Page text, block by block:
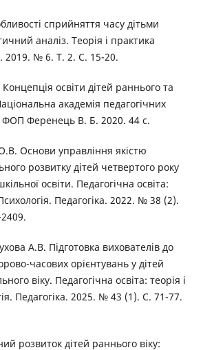
сприйняття часу дітьми
аналіз. Теорія і практика
2019. № 6. Т. 2. С. 15-20.
освіти дітей раннього та
академія педагогічних
ФОП Ференець В. Б. 2020. 44 с.
Основи управління якістю
розвитку дітей четвертого року
освіти. Педагогічна освіта:
Педагогіка. 2022. № 38 (2).
А.В. Підготовка вихователів до
часових орієнтувань у дітей
віку. Педагогічна освіта: теорія і
Педагогіка. 2025. № 43 (1). С. 71-77.
розвиток дітей раннього віку: